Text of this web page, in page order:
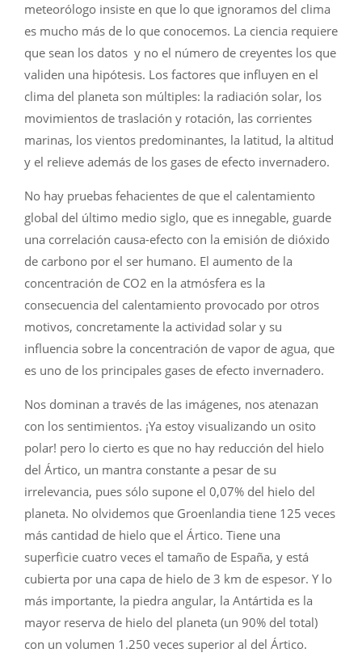
meteorólogo insiste en que lo que ignoramos del clima
es mucho más de lo que conocemos. La ciencia requiere
que sean los datos y no el número de creyentes los que
validen una hipótesis. Los factores que influyen en el
clima del planeta son múltiples: la radiación solar, los
movimientos de traslación y rotación, las corrientes
marinas, los vientos predominantes, la latitud, la altitud
y el relieve además de los gases de efecto invernadero.
No hay pruebas fehacientes de que el calentamiento
global del último medio siglo, que es innegable, guarde
una correlación causa-efecto con la emisión de dióxido
de carbono por el ser humano. El aumento de la
concentración de CO2 en la atmósfera es la
consecuencia del calentamiento provocado por otros
motivos, concretamente la actividad solar y su
influencia sobre la concentración de vapor de agua, que
es uno de los principales gases de efecto invernadero.
Nos dominan a través de las imágenes, nos atenazan
con los sentimientos. ¡Ya estoy visualizando un osito
polar! pero lo cierto es que no hay reducción del hielo
del Ártico, un mantra constante a pesar de su
irrelevancia, pues sólo supone el 0,07% del hielo del
planeta. No olvidemos que Groenlandia tiene 125 veces
más cantidad de hielo que el Ártico. Tiene una
superficie cuatro veces el tamaño de España, y está
cubierta por una capa de hielo de 3 km de espesor. Y lo
más importante, la piedra angular, la Antártida es la
mayor reserva de hielo del planeta (un 90% del total)
con un volumen 1.250 veces superior al del Ártico.